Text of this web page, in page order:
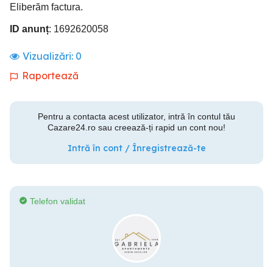
Eliberăm factura.
ID anunț: 1692620058
Vizualizări: 0
Raportează
Pentru a contacta acest utilizator, intră în contul tău
Cazare24.ro sau creează-ți rapid un cont nou!
Intră în cont / Înregistrează-te
Telefon validat